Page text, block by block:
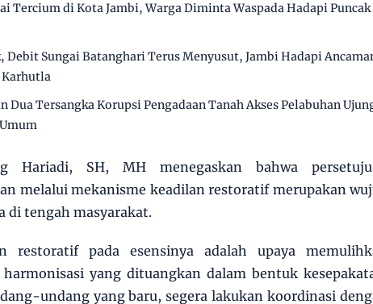
Tercium di Kota Jambi, Warga Diminta Waspada Hadapi Puncak
Debit Sungai Batanghari Terus Menyusut, Jambi Hadapi
Karhutla
Dua Tersangka Korupsi Pengadaan Tanah Akses Pelabuhan
Hariadi, SH, MH menegaskan bahwa
melalui mekanisme keadilan restoratif merupakan
di tengah masyarakat.
restoratif pada esensinya adalah upaya
yang dituangkan dalam bentuk
undang yang baru, segera lakukan koordinasi